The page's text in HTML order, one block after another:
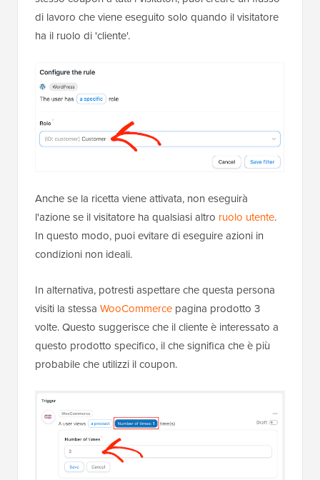
di lavoro che viene eseguito solo quando il visitatore
ha il ruolo di 'cliente'.
Anche se la ricetta viene attivata, non eseguirà
l'azione se il visitatore ha qualsiasi altro ruolo utente.
In questo modo, puoi evitare di eseguire azioni in
condizioni non ideali.
In alternativa, potresti aspettare che questa persona
visiti la stessa WooCommerce pagina prodotto 3
volte. Questo suggerisce che il cliente è interessato a
questo prodotto specifico, il che significa che è più
probabile che utilizzi il coupon.